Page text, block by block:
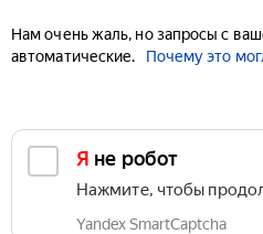
Нам очень жаль, но запросы с
автоматические.
Почему это
Я не робот
Нажмите, чтобы
Yandex SmartCaptcha